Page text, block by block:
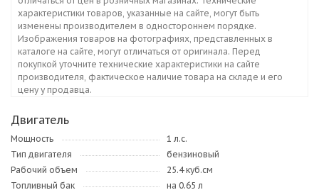
характеристики товаров, указанные на сайте, могут быть
изменены производителем в одностороннем порядке.
Изображения товаров на фотографиях, представленных в
каталоге на сайте, могут отличаться от оригинала. Перед
покупкой уточните технические характеристики на сайте
производителя, фактическое наличие товара на складе и его
цену у продавца.
Двигатель
Мощность
1 л.с.
Тип двигателя
бензиновый
Рабочий объем
25.4 куб.см
Топливный бак
на 0.65 л